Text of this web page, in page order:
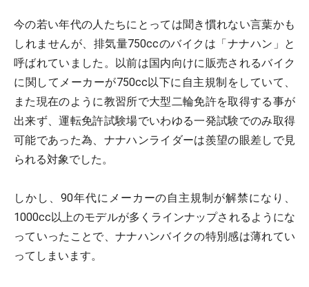
今の若い年代の人たちにとっては聞き慣れない言葉かも
しれませんが、排気量750ccのバイクは「ナナハン」と
呼ばれていました。以前は国内向けに販売されるバイク
に関してメーカーが750cc以下に自主規制をしていて、
また現在のように教習所で大型二輪免許を取得する事が
出来ず、運転免許試験場でいわゆる一発試験でのみ取得
可能であった為、ナナハンライダーは羨望の眼差しで見
られる対象でした。
しかし、90年代にメーカーの自主規制が解禁になり、
1000cc以上のモデルが多くラインナップされるようにな
っていったことで、ナナハンバイクの特別感は薄れてい
ってしまいます。